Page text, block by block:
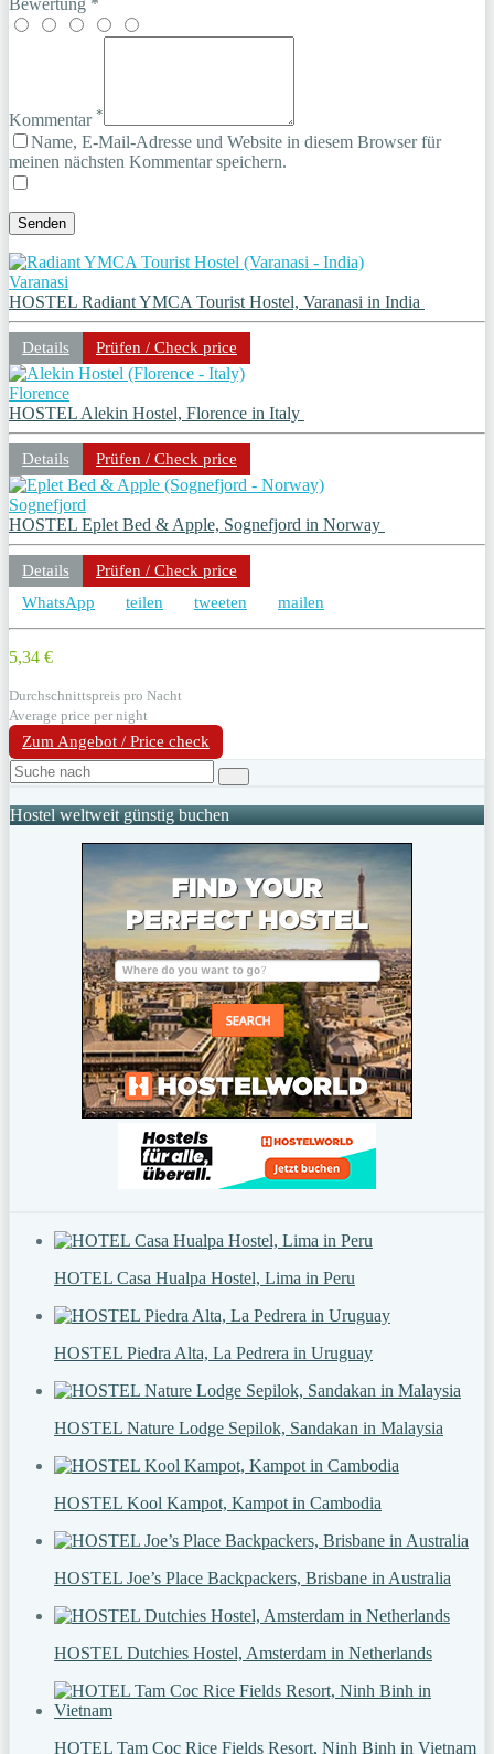
Bewertung *
Kommentar *
Name, E-Mail-Adresse und Website in diesem Browser für
meinen nächsten Kommentar speichern.
Varanasi
HOSTEL Radiant YMCA Tourist Hostel, Varanasi in India
Details Prüfen / Check price
Florence
HOSTEL Alekin Hostel, Florence in Italy
Details Prüfen / Check price
Sognefjord
HOSTEL Eplet Bed & Apple, Sognefjord in Norway
Details
Prüfen / Check price
WhatsApp
teilen tweeten mailen
5,34 €
Durchschnittspreis pro Nacht
Average price per night
Zum Angebot / Price check
Hostel weltweit günstig buchen
HOTEL Casa Hualpa Hostel, Lima in Peru
HOSTEL Piedra Alta, La Pedrera in Uruguay
HOSTEL Nature Lodge Sepilok, Sandakan in Malaysia
HOSTEL Kool Kampot, Kampot in Cambodia
HOSTEL Joe’s Place Backpackers, Brisbane in Australia
HOSTEL Dutchies Hostel, Amsterdam in Netherlands
HOTEL Tam Coc Rice Fields Resort, Ninh Binh in Vietnam